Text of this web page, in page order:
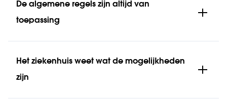
De algemene regels zijn altijd van
toepassing
Het ziekenhuis weet wat de mogelijkheden
zijn